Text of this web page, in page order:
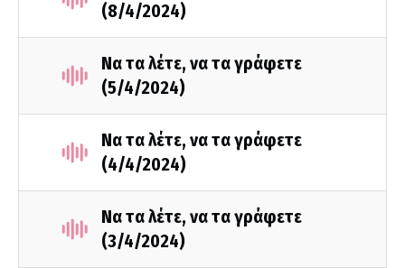
(8/4/2024)
Να τα λέτε, να τα γράφετε
(5/4/2024)
Να τα λέτε, να τα γράφετε
(4/4/2024)
Να τα λέτε, να τα γράφετε
(3/4/2024)